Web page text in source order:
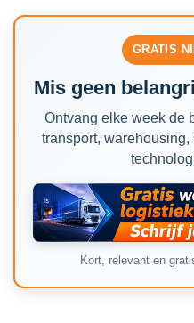
GRATIS
Mis geen
Ontvang elke week de
transport,
Kort, relevant en